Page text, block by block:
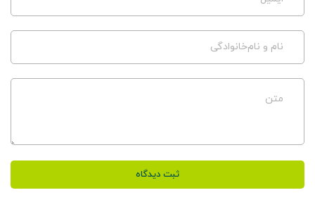
نام و نام‌خانوادگی
متن
ثبت دیدگاه